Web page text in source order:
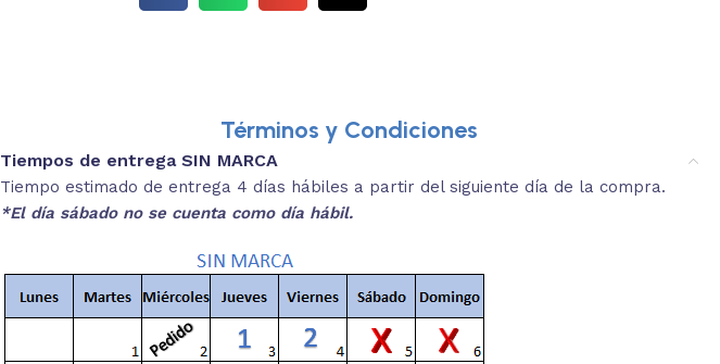
Descripciones breves y medidas aproximadas.
REVISA
estás buscando.
3.
Términos y Condiciones
Tiempos de entrega SIN MARCA
Tiempo estimado de entrega 4 días hábiles a partir del siguiente día de la compra.
*El día sábado no se cuenta como día hábil.